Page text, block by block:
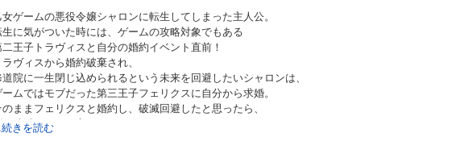
ゲームの悪役令嬢シャロンに転生してしまった主人公。
に気がついた時には、ゲームの攻略対象でもある
王子トラヴィスと自分の婚約イベント直前！
ラヴィスから婚約破棄され、
院に一生閉じ込められるという未来を回避したいシャロンは、
ムではモブだった第三王子フェリクスに自分から求婚。
のままフェリクスと婚約し、破滅回避したと思ったら、
別の破滅フラグが立ってしまっていた……！？
最初こそ保身のために
きを読む
ゃったので、 隠れハイスペだったモブ王子を育成して破滅フラグをへし折ります！ 乙女ゲーム
ンに転生してしまった主人公。 転生に気がついた時には、ゲームの攻略対象でもある 第二王子ト
婚約イベント直前！ トラヴィスから婚約破棄され、 修道院に一生閉じ込められるという未来を回
は、 ゲームではモブだった第三王子フェリクスに自分から求婚。 そのままフェリクスと婚約し、
ったら、 別の破滅フラグが立ってしまっていた……！？ 最初こそ保身のために 隠れハイスペだ
変身させていくシャロンだったが、 次第に二人の間に本当の恋と信頼が育まれていって……。
したので、隠れハイスペ王子と破滅の運命を回避します！ 第19話